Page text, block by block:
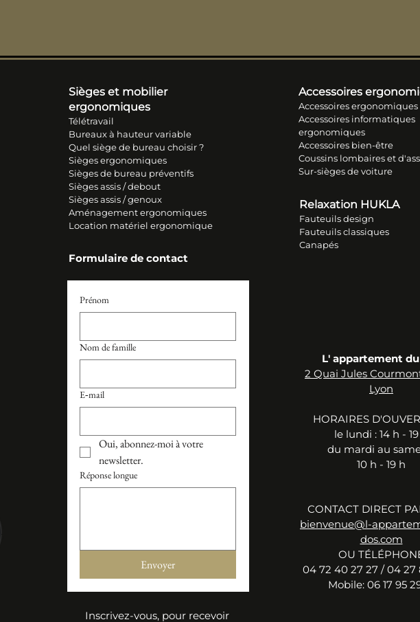
Sièges et mobilier
ergonomiques
Télétravail
Bureaux à hauteur variable
Quel siège de bureau choisir ?
Sièges ergonomiques
Sièges de bureau préventifs
Sièges assis / debout
Sièges assis / genoux
Aménagement ergonomiques
Location matériel ergonomique
Formulaire de contact
Accessoires
Accessoires
Accessoires informatiques
ergonomiques
Accessoires bien-être
Coussins lombaires et
Sur-sièges de voiture
Relaxation HUKLA
Fauteuils design
Fauteuils classiques
Canapés
Prénom
Nom de famille
E‑mail
Oui, abonnez-moi à votre
newsletter.
Réponse longue
Envoyer
Inscrivez-vous, pour recevoir
L' appartement
2 Quai Jules
Lyon
HORAIRES
le ​lundi : 14 h -
du mardi au
10 h - 19 h
CONTACT DIRECT
bienvenue@l-
dos.com
OU
04 72 40 27 27 / 04 27
Mobile: 06 17 95